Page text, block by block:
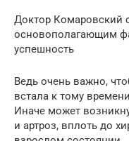
Доктор Комаровский
основополагающим
успешность
Ведь очень важно,
встала к тому
Иначе может
и артроз, вплоть до